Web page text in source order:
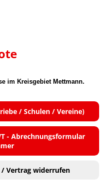
im Kreisgebiet Mettmann.
/ Schulen / Vereine)
- Abrechnungsformular
/ Vertrag widerrufen